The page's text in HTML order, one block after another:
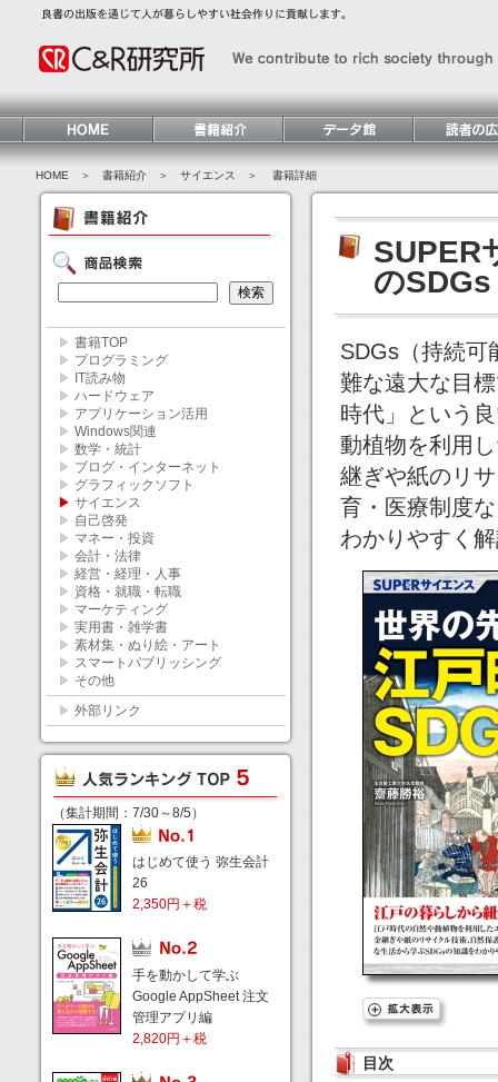
HOME ＞ 書籍紹介 ＞ サイエンス ＞ 書籍詳細
▶ 書籍TOP
▶ プログラミング
▶
IT読み物
▶ ハードウェア
▶ アプリケーション活用
▶ Windows関連
▶ 数学・統計
▶ ブログ・インターネット
▶ グラフィックソフト
▶ サイエンス
▶ 自己啓発
▶ マネー・投資
▶ 会計・法律
▶ 経営・経理・人事
▶ 資格・就職・転職
▶ マーケティング
▶ 実用書・雑学書
▶ 素材集・ぬり絵・アート
▶ スマートパブリッシング
▶ その他
▶ 外部リンク
（集計期間：7/30～8/5）
はじめて使う 弥生会計
26
2,350円＋税
手を動かして学ぶ
Google AppSheet 注文
管理アプリ編
2,820円＋税
SUPER
のSDGs
SDGs（持続可
難な遠大な目
時代」という
動植物を利用
継ぎや紙のリ
育・医療制度
わかりやすく
目次